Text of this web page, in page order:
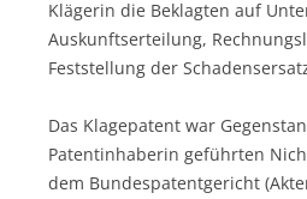
Klägerin die Beklagten auf
Auskunftserteilung,
Feststellung der
Das Klagepatent war
Patentinhaberin geführten
dem Bundes­patentgericht